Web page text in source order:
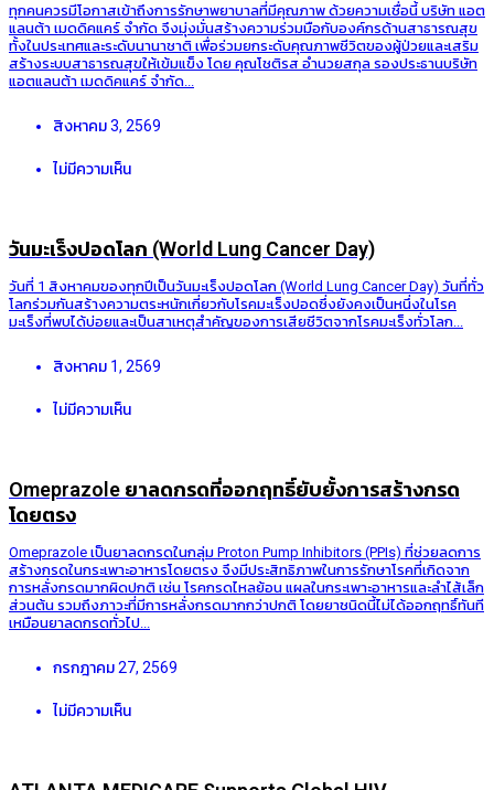
ทุกคนควรมีโอกาสเข้าถึงการรักษาพยาบาลที่มีคุณภาพ ด้วยความเชื่อนี้ บริษัท แอต
แลนต้า เมดดิคแคร์ จำกัด จึงมุ่งมั่นสร้างความร่วมมือกับองค์กรด้านสาธารณสุข
ทั้งในประเทศและระดับนานาชาติ เพื่อร่วมยกระดับคุณภาพชีวิตของผู้ป่วยและเสริม
สร้างระบบสาธารณสุขให้เข้มแข็ง โดย คุณโชติรส อำนวยสกุล รองประธานบริษัท
แอตแลนต้า เมดดิคแคร์ จำกัด...
สิงหาคม 3, 2569
ไม่มีความเห็น
วันมะเร็งปอดโลก (World Lung Cancer Day)
วันที่ 1 สิงหาคมของทุกปีเป็นวันมะเร็งปอดโลก (World Lung Cancer Day) วันที่ทั่ว
โลกร่วมกันสร้างความตระหนักเกี่ยวกับโรคมะเร็งปอดซึ่งยังคงเป็นหนึ่งในโรค
มะเร็งที่พบได้บ่อยและเป็นสาเหตุสำคัญของการเสียชีวิตจากโรคมะเร็งทั่วโลก...
สิงหาคม 1, 2569
ไม่มีความเห็น
Omeprazole ยาลดกรดที่ออกฤทธิ์ยับยั้งการสร้างกรด
โดยตรง
Omeprazole เป็นยาลดกรดในกลุ่ม Proton Pump Inhibitors (PPIs) ที่ช่วยลดการ
สร้างกรดในกระเพาะอาหารโดยตรง จึงมีประสิทธิภาพในการรักษาโรคที่เกิดจาก
การหลั่งกรดมากผิดปกติ เช่น โรคกรดไหลย้อน แผลในกระเพาะอาหารและลำไส้เล็ก
ส่วนต้น รวมถึงภาวะที่มีการหลั่งกรดมากกว่าปกติ โดยยาชนิดนี้ไม่ได้ออกฤทธิ์ทันที
เหมือนยาลดกรดทั่วไป...
กรกฎาคม 27, 2569
ไม่มีความเห็น